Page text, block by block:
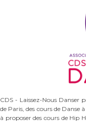
CDS - Laissez-Nous Danser
de Paris, des cours de Danse
à proposer des cours de Hip